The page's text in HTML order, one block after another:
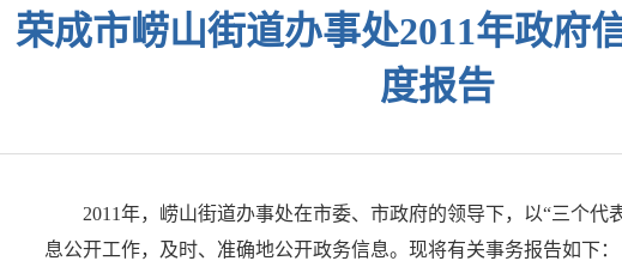
荣成市崂山街道办事处2011年政府
度报告
2011年，崂山街道办事处在市委、市政府的领导下，以“三个
息公开工作，及时、准确地公开政务信息。现将有关事务报告如下：